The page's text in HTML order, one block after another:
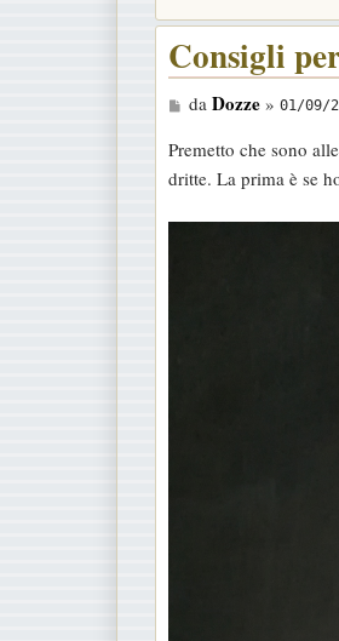
Consigli
M
s
s
a
da Dozze» 01/09/
Premetto che sono
dritte. La prima è se